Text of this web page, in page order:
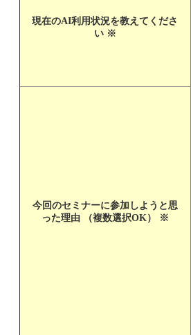
現在のAI利用状況を教えてくださ
い ※
今回のセミナーに参加しようと思
った理由 （複数選択OK）
※